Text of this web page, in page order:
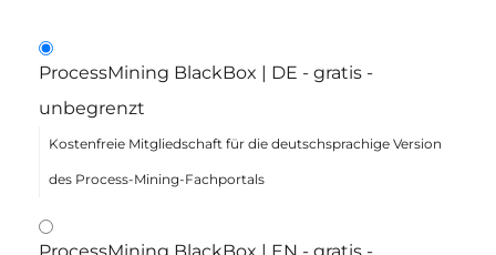
ProcessMining BlackBox | DE - gratis -
unbegrenzt
Kostenfreie Mitgliedschaft für die deutschsprachige Version
des Process-Mining-Fachportals